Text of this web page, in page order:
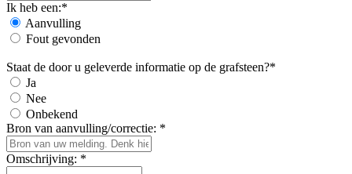
Ik heb een:*
Aanvulling
Fout gevonden
Staat de door u geleverde informatie op de grafsteen?*
Ja
Nee
Onbekend
Bron van aanvulling/correctie: *
Omschrijving: *